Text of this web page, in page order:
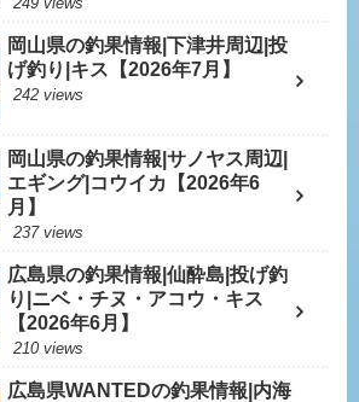
岡山県の釣果情報|下津井周辺|投
げ釣り|キス【2026年7月】
242 views
岡山県の釣果情報|サノヤス周辺|
エギング|コウイカ【2026年6
月】
237 views
広島県の釣果情報|仙酔島|投げ釣
り|ニベ・チヌ・アコウ・キス
【2026年6月】
210 views
広島県WANTEDの釣果情報|内海